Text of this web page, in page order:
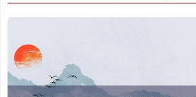
国债指数 229.69